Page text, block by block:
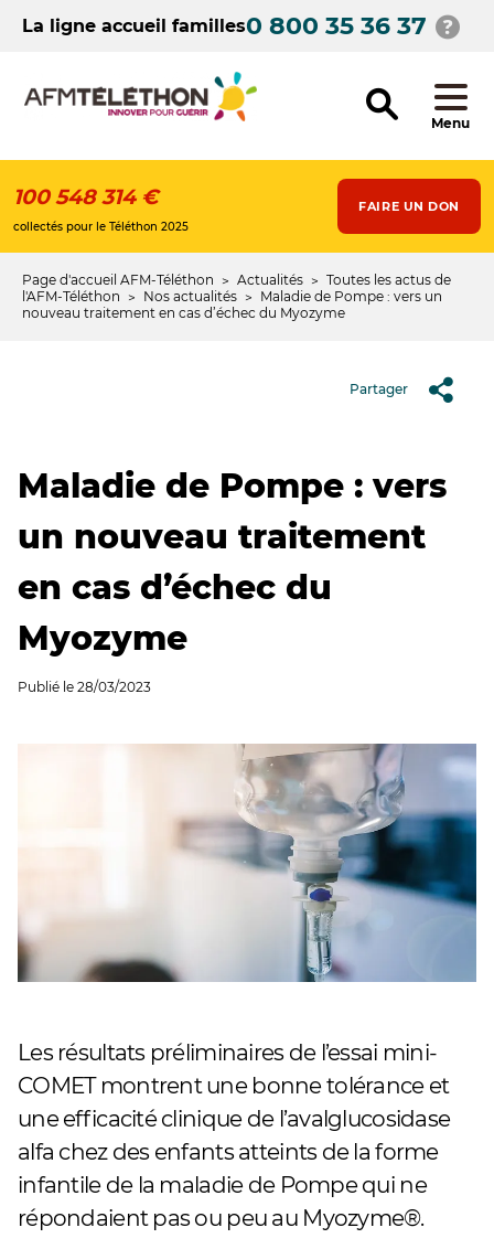
contenuLa ligne accueil familles0 800 35 36 37
Menu
100 548 314 €
collectés pour le Téléthon 2025
FAIRE UN DON
Fil
d'Ariane
Page d'accueil AFM-Téléthon Actualités
Toutes les actus de
l'AFM-Téléthon
Nos actualités
Maladie de Pompe : vers un
nouveau traitement en cas d’échec du Myozyme
Partager
Maladie de Pompe : vers
un nouveau traitement
en cas d’échec du
Myozyme
Publié le 28/03/2023
Les résultats préliminaires de l’essai mini-
COMET montrent une bonne tolérance et
une efficacité clinique de l’avalglucosidase
alfa chez des enfants atteints de la forme
infantile de la maladie de Pompe qui ne
répondaient pas ou peu au Myozyme®.